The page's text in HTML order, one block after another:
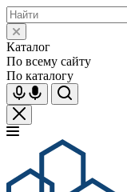
Каталог
По всему сайту
По каталогу